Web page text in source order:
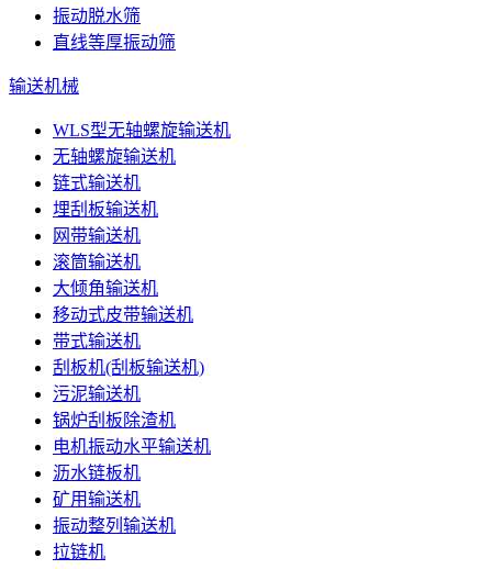
振动脱水筛
直线等厚振动筛
输送机械
WLS型无轴螺旋输送机
无轴螺旋输送机
链式输送机
埋刮板输送机
网带输送机
滚筒输送机
大倾角输送机
移动式皮带输送机
带式输送机
刮板机(刮板输送机)
污泥输送机
锅炉刮板除渣机
电机振动水平输送机
沥水链板机
矿用输送机
振动整列输送机
拉链机